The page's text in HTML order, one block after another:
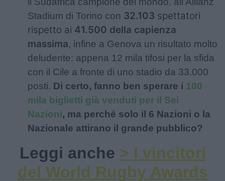
Stadium di Torino con 32.103 spettatori
rispetto ai 41.500 della capienza
massima, infine a Genova un risultato molto
deludente: appena 12 mila tifosi per la sfida
con il Cile a fronte di uno stadio da 33.000
posti. Di certo, fanno ben sperare i 100
mila biglietti già venduti per il Sei
Nazioni, ma perché solo il 6 Nazioni o la
Nazionale attirano il grande pubblico?
Leggi anche > I vincitori
del World Rugby Awards